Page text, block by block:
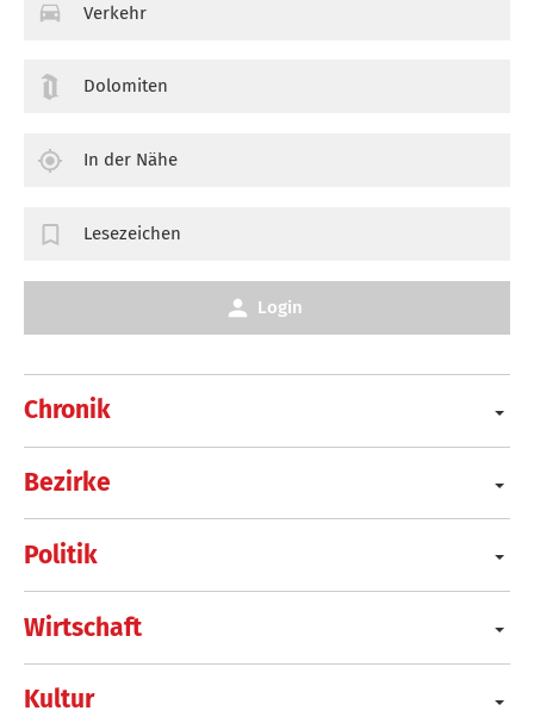
Chronik
Bezirke
Politik
Wirtschaft
Kultur
Verkehr
Dolomiten
In der Nähe
Lesezeichen
Login